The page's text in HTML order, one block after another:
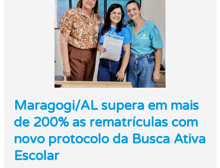
Maragogi/AL supera em mais
de 200% as rematrículas com
novo protocolo da Busca Ativa
Escolar